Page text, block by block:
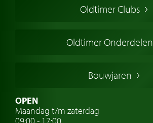
Amerikaanse oldtimers
Franse oldtimers
Zweedse oldtimers
Oldtimer verzekering
Oldtimer Clubs
Oldtimer Onderdelen
Bouwjaren
OPEN
Maandag t/m zaterdag